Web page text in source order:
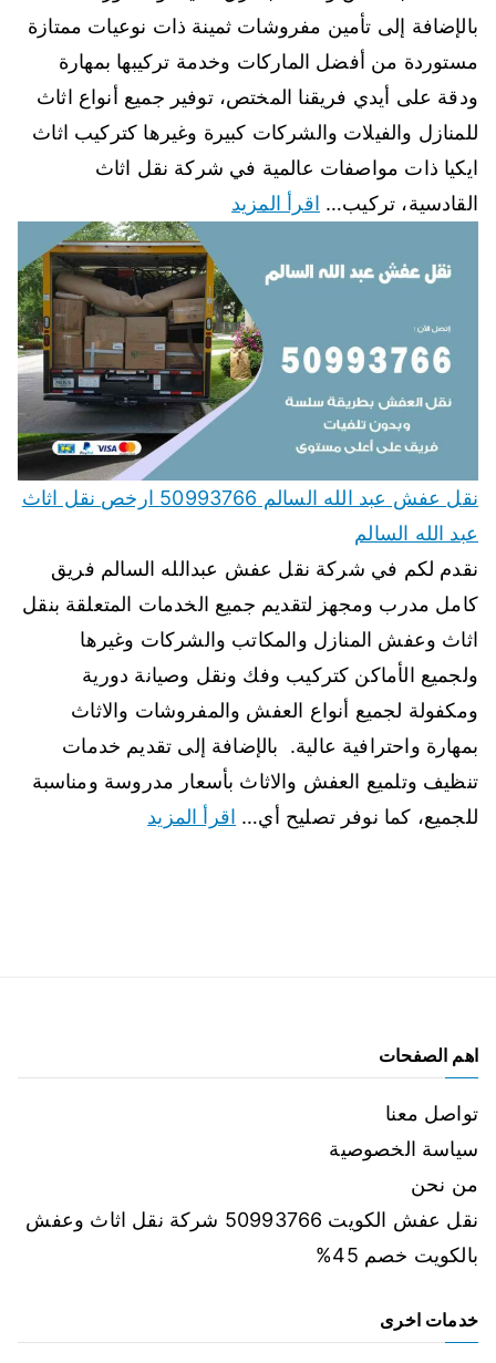
بالإضافة إلى تأمين مفروشات ثمينة ذات نوعيات ممتازة
مستوردة من أفضل الماركات وخدمة تركيبها بمهارة
ودقة على أيدي فريقنا المختص، توفير جميع أنواع اثاث
للمنازل والفيلات والشركات كبيرة وغيرها كتركيب اثاث
ايكيا ذات مواصفات عالمية في شركة نقل اثاث
القادسية، تركيب… اقرأ المزيد
نقل عفش عبد الله السالم 50993766 ارخص نقل اثاث
عبد الله السالم
نقدم لكم في شركة نقل عفش عبدالله السالم فريق
كامل مدرب ومجهز لتقديم جميع الخدمات المتعلقة بنقل
اثاث وعفش المنازل والمكاتب والشركات وغيرها
ولجميع الأماكن كتركيب وفك ونقل وصيانة دورية
ومكفولة لجميع أنواع العفش والمفروشات والاثاث
بمهارة واحترافية عالية. بالإضافة إلى تقديم خدمات
تنظيف وتلميع العفش والاثاث بأسعار مدروسة ومناسبة
للجميع، كما نوفر تصليح أي… اقرأ المزيد
اهم الصفحات
تواصل معنا
سياسة الخصوصية
من نحن
نقل عفش الكويت 50993766 شركة نقل اثاث وعفش
بالكويت خصم 45%
خدمات اخرى